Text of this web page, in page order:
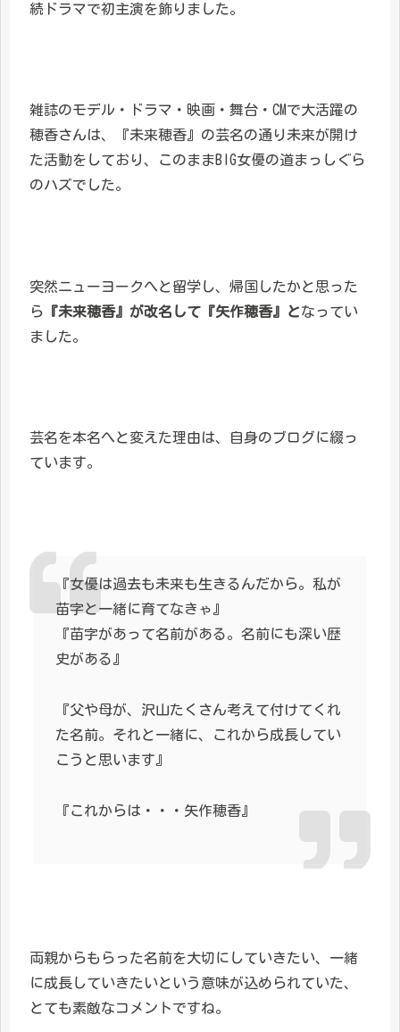
続ドラマで初主演を飾りました。
雑誌のモデル・ドラマ・映画・舞台・CMで大活躍の
穂香さんは、『未来穂香』の芸名の通り未来が開け
た活動をしており、このままBIG女優の道まっしぐら
のハズでした。
突然ニューヨークへと留学し、帰国したかと思った
ら 『未来穂香』が改名して『矢作穂香』となってい
ました。
芸名を本名へと変えた理由は、自身のブログに綴っ
ています。
『女優は過去も未来も生きるんだから。私が
苗字と一緒に育てなきゃ』
『苗字があって名前がある。名前にも深い歴
史がある』
『父や母が、沢山たくさん考えて付けてくれ
た名前。それと一緒に、これから成長してい
こうと思います』
『これからは・・・矢作穂香』
両親からもらった名前を大切にしていきたい、一緒
に成長していきたいという意味が込められていた、
とても素敵なコメントですね。